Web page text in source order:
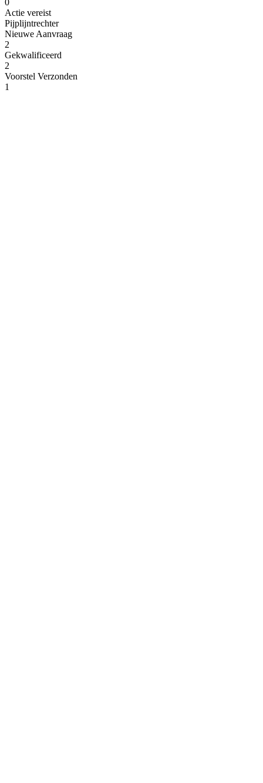
Actie vereist
Pijplijntrechter
Nieuwe Aanvraag
2
Gekwalificeerd
2
Voorstel Verzonden
1